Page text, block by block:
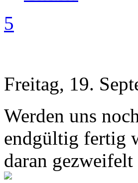
5
Freitag, 19.
Werden uns
endgültig fertig
daran